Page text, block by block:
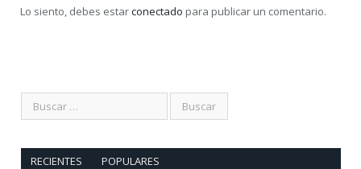
Lo siento, debes estarconectado para publicar un comentario.
RECIENTES POPULARES